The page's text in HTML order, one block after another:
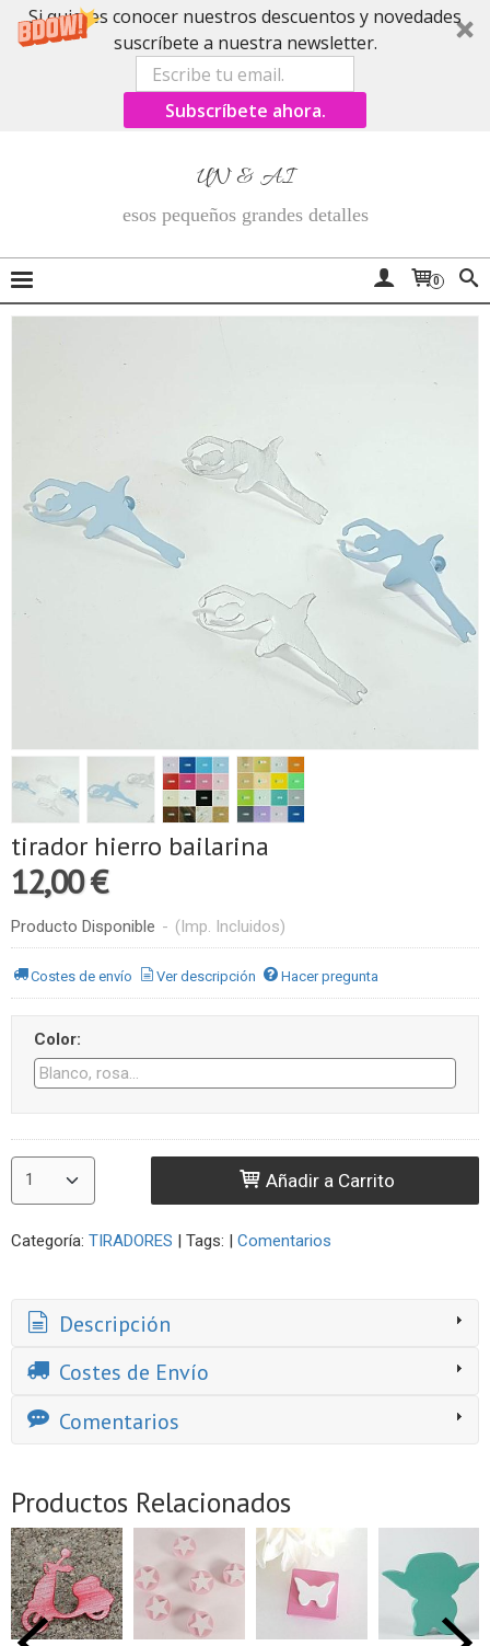
Si quieres conocer nuestros descuentos y novedades
suscríbete a nuestra newsletter.
Subscríbete ahora.
UN & AI
esos pequeños grandes detalles
0
tirador hierro bailarina
12,00 €
Producto Disponible - (Imp. Incluidos)
Costes de envío Ver descripción Hacer pregunta
Color:
Añadir a Carrito
Categoría: TIRADORES | Tags: | Comentarios
Descripción
Costes de Envío
Comentarios
Productos Relacionados